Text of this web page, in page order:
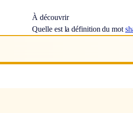
À découvrir
Quelle est la définition du mot